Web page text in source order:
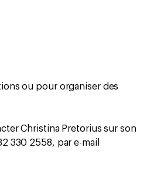
ou pour organiser des
Christina Pretorius sur son
330 2558, par e-mail